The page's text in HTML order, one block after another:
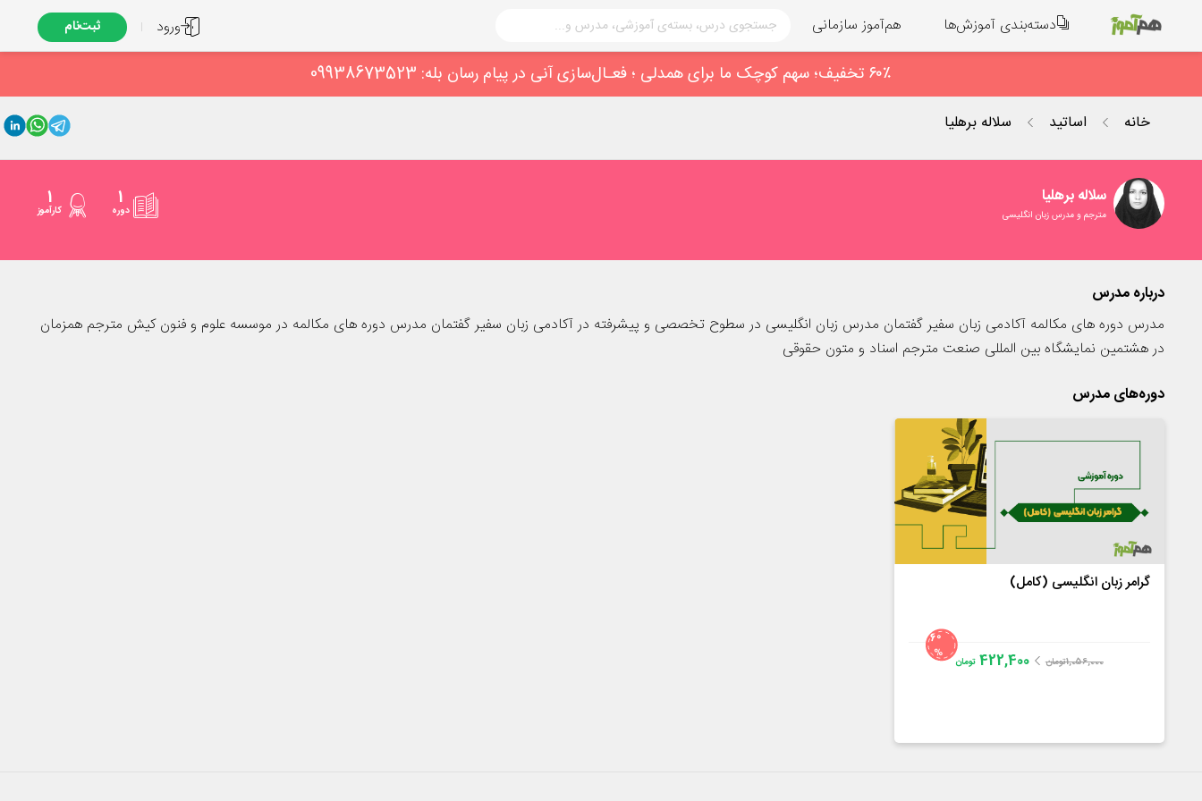
دسته‌بندی آموزش‌ها هم‌آموز سازمانی ورود ثبت‌نام
۶۰٪ تخفیف؛ سهم کوچک ما برای همدلی ؛ فعـال‌سازی آنی در پیام رسان بله: 09938673523
خانه اساتید سلاله برهلیا
سلاله برهلیا
مترجم و مدرس زبان انگلیسی
1
دوره
1
کارآموز
درباره مدرس
مدرس دوره های مکالمه آکادمی زبان سفیر گفتمان مدرس زبان انگلیسی در سطوح تخصصی و پیشرفته در آکادمی زبان سفیر گفتمان مدرس دوره های مکالمه در موسسه علوم و فنون کیش مترجم همزمان
در هشتمین نمایشگاه بین المللی صنعت مترجم اسناد و متون حقوقی
دوره‌های مدرس
گرامر زبان انگلیسی (کامل)
60
%
1,056,000تومان 422,400 تومان